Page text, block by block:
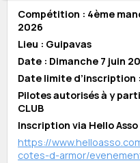
Compétition : 4ème
2026
Lieu : Guipavas
Date : Dimanche 7 juin
Date limite d’inscription
Pilotes autorisés à y
CLUB
Inscription via Hello Asso
https://
cotes-d-armor/